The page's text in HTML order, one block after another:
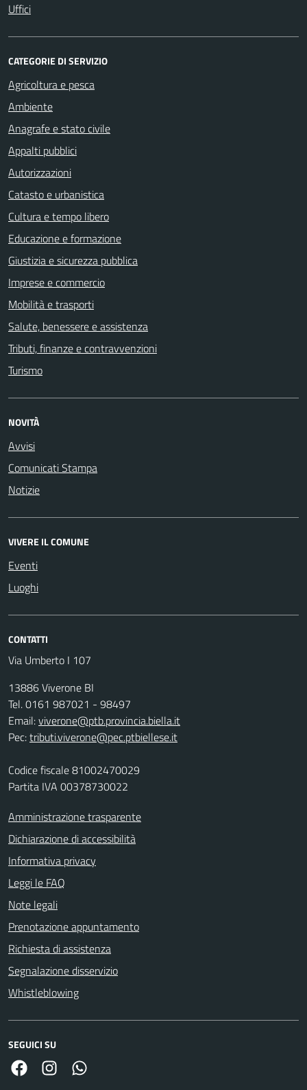
Uffici
CATEGORIE DI SERVIZIO
Agricoltura e pesca
Ambiente
Anagrafe e stato civile
Appalti pubblici
Autorizzazioni
Catasto e urbanistica
Cultura e tempo libero
Educazione e formazione
Giustizia e sicurezza pubblica
Imprese e commercio
Mobilità e trasporti
Salute, benessere e assistenza
Tributi, finanze e contravvenzioni
Turismo
NOVITÀ
Avvisi
Comunicati Stampa
Notizie
VIVERE IL COMUNE
Eventi
Luoghi
CONTATTI
Via Umberto I 107
13886 Viverone BI
Tel. 0161 987021 - 98497
Email:viverone@ptb.provincia.biella.it
Pec:tributi.viverone@pec.ptbiellese.it
Codice fiscale 81002470029
Partita IVA 00378730022
Amministrazione trasparente
Dichiarazione di accessibilità
Informativa privacy
Leggi le FAQ
Note legali
Prenotazione appuntamento
Richiesta di assistenza
Segnalazione disservizio
Whistleblowing
SEGUICI SU
Facebook Link Instagram